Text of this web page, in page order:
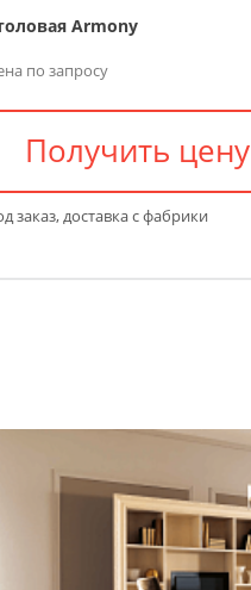
Armony
по запросу
Получить цену
заказ, доставка с фабрики